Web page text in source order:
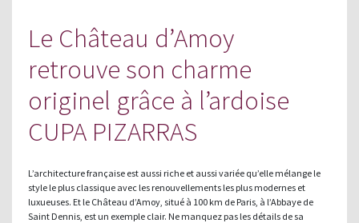
Le Château d’Amoy
retrouve son charme
originel grâce à l’ardoise
CUPA PIZARRAS
L’architecture française est aussi riche et aussi variée qu’elle mélange le
style le plus classique avec les renouvellements les plus modernes et
luxueuses. Et le Château d’Amoy, situé à 100 km de Paris, à l’Abbaye de
Saint Dennis, est un exemple clair. Ne manquez pas les détails de sa